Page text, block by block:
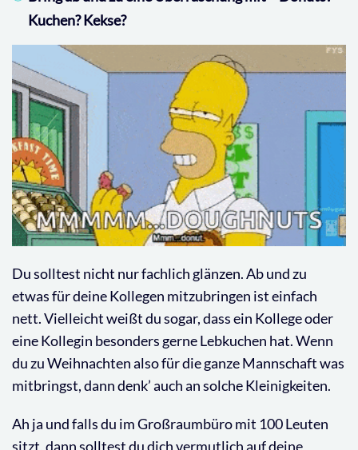
Kuchen? Kekse?
Du solltest nicht nur fachlich glänzen. Ab und zu
etwas für deine Kollegen mitzubringen ist einfach
nett. Vielleicht weißt du sogar, dass ein Kollege oder
eine Kollegin besonders gerne Lebkuchen hat. Wenn
du zu Weihnachten also für die ganze Mannschaft was
mitbringst, dann denk’ auch an solche Kleinigkeiten.
Ah ja und falls du im Großraumbüro mit 100 Leuten
sitzt, dann solltest du dich vermutlich auf deine